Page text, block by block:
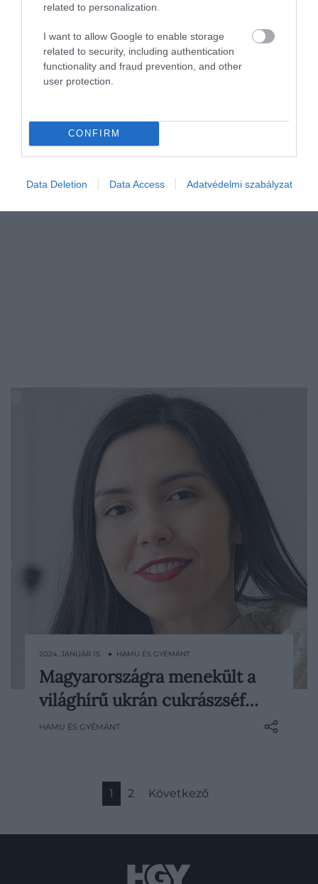
related to personalization.
I want to allow Google to enable storage
related to security, including authentication
functionality and fraud prevention, and other
user protection.
CONFIRM
Data Deletion Data Access Adatvédelmi szabályzat
fogad olyan ügyfeleket, akik
HAMU ÉS GYÉMÁNT
A világhírű ukrán cukrászséf, Dinara Kasko
az Instagramon számolt be arról, hogy
Magyarországra menekült a háború által
2024. JANUÁR 15. ● HAMU ÉS GYÉMÁNT
Magyarországra menekült a
világhírű ukrán cukrászséf…
HAMU ÉS GYÉMÁNT
1 2 Következő